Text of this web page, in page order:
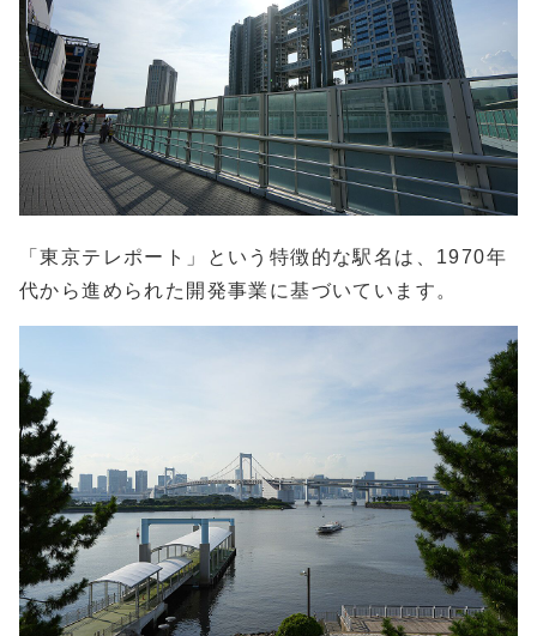
「東京テレポート」という特徴的な駅名は、1970年
代から進められた開発事業に基づいています。